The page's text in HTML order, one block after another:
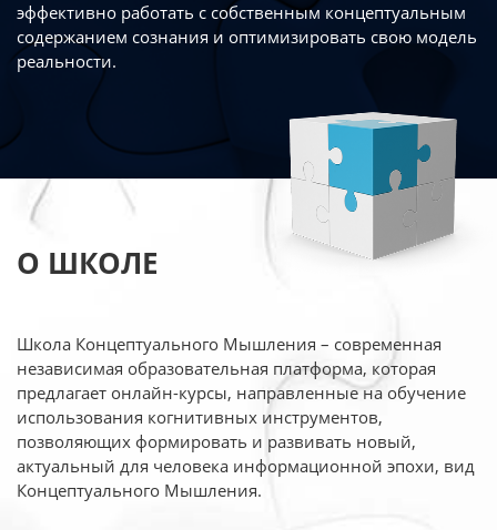
эффективно работать с собственным концептуальным
содержанием сознания и оптимизировать свою модель
реальности.
О ШКОЛЕ
Школа Концептуального Мышления – современная
независимая образовательная платформа, которая
предлагает онлайн-курсы, направленные на обучение
использования когнитивных инструментов,
позволяющих формировать и развивать новый,
актуальный для человека информационной эпохи, вид
Концептуального Мышления.